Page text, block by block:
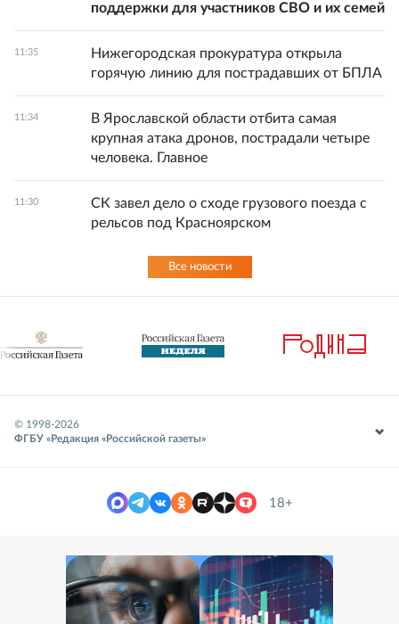
поддержки для участников СВО и их семей
11:35
Нижегородская прокуратура открыла
горячую линию для пострадавших от БПЛА
11:34
В Ярославской области отбита самая
крупная атака дронов, пострадали четыре
человека. Главное
11:30
СК завел дело о сходе грузового поезда с
рельсов под Красноярском
Все новости
© 1998-2026
ФГБУ «Редакция «Российской газеты»
18+